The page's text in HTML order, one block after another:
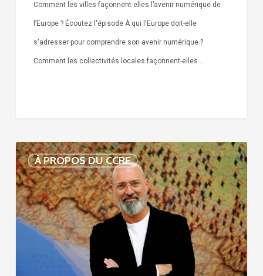
Comment les villes façonnent-elles l’avenir numérique de
l’Europe ? Écoutez l'épisode À qui l'Europe doit-elle
s'adresser pour comprendre son avenir numérique ?
Comment les collectivités locales façonnent-elles…
À PROPOS DU CCRE
Voix
de
nos
75
ans
d’histoire